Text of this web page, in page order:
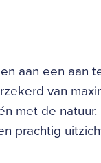
aan een aan
van
met de
prachtig